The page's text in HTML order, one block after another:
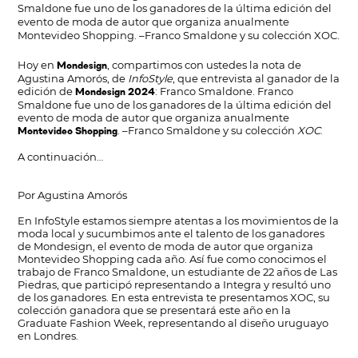
Smaldone fue uno de los ganadores de la última edición del
evento de moda de autor que organiza anualmente
Montevideo Shopping. –Franco Smaldone y su colección XOC.
Hoy enMondesign , compartimos con ustedes la nota de
Agustina Amorós, de InfoStyle, que entrevista al ganador de la
edición deMondesign 2024: Franco Smaldone. Franco
Smaldone fue uno de los ganadores de la última edición del
evento de moda de autor que organiza anualmente
Montevideo Shopping . –Franco Smaldone y su colección XOC.
A continuación…
Por Agustina Amorós
En InfoStyle estamos siempre atentas a los movimientos de la
moda local y sucumbimos ante el talento de los ganadores
de Mondesign, el evento de moda de autor que organiza
Montevideo Shopping cada año. Así fue como conocimos el
trabajo de Franco Smaldone, un estudiante de 22 años de Las
Piedras, que participó representando a Integra y resultó uno
de los ganadores. En esta entrevista te presentamos XOC, su
colección ganadora que se presentará este año en la
Graduate Fashion Week, representando al diseño uruguayo
en Londres.